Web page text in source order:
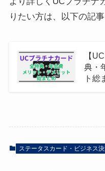
りたい方は、以下の記
【
典・
ト総
ステータスカード・ビジネス